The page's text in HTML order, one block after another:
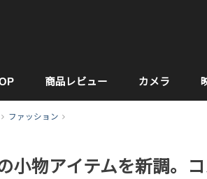
商品レビュー カメラ
ファッション
小物アイテムを新調。